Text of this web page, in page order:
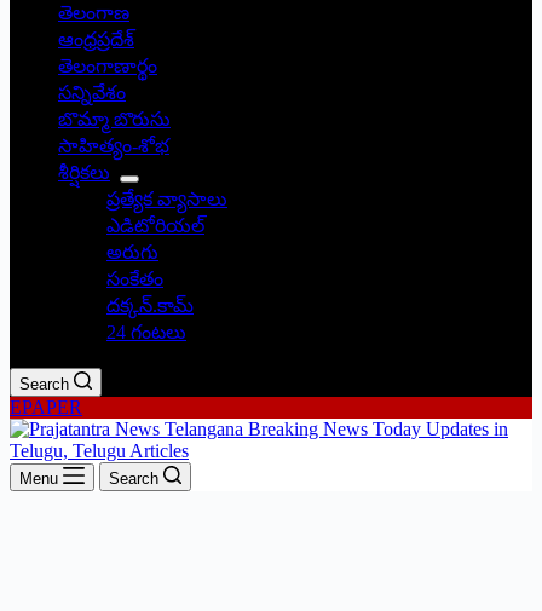
తెలంగాణ
ఆంధ్రప్రదేశ్
తెలంగాణార్థం
సన్నివేశం
బొమ్మా బొరుసు
సాహిత్యం-శోభ
శీర్షికలు
ప్రత్యేక వ్యాసాలు
ఎడిటోరియల్
అరుగు
సంకేతం
దక్కన్.కామ్
24 గంటలు
Search
EPAPER
Menu Search